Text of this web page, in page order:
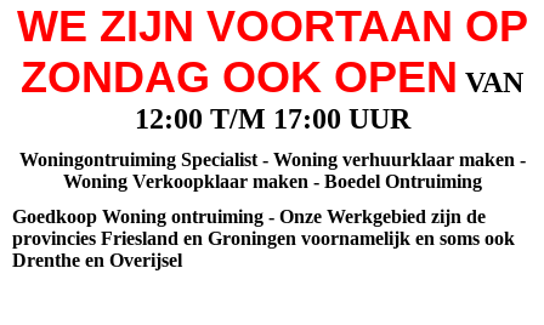
WE ZIJN VOORTAAN OP
ZONDAG OOK OPEN VAN
12:00 T/M 17:00 UUR
Woningontruiming Specialist - Woning verhuurklaar maken -
Woning Verkoopklaar maken - Boedel Ontruiming
Goedkoop Woning ontruiming - Onze Werkgebied zijn de
provincies Friesland en Groningen voornamelijk en soms ook
Drenthe en Overijsel